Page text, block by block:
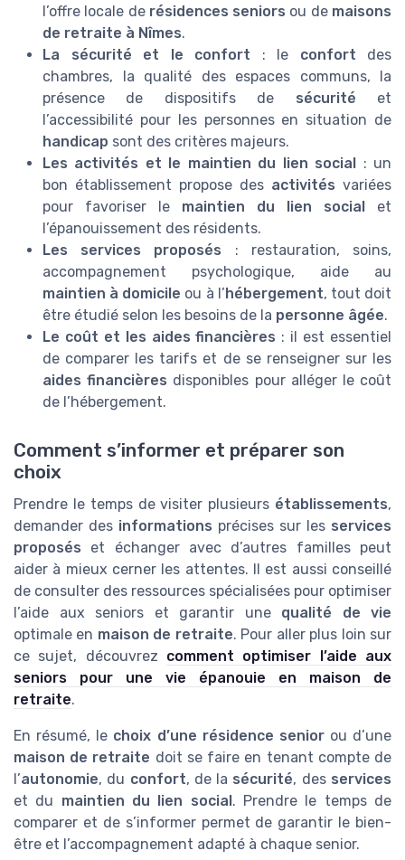
l’offre locale de résidences seniors ou de maisons
de retraite à Nîmes.
La sécurité et le confort : le confort des
chambres, la qualité des espaces communs, la
présence de dispositifs de sécurité et
l’accessibilité pour les personnes en situation de
handicap sont des critères majeurs.
Les activités et le maintien du lien social
: un
bon établissement propose des activités variées
pour favoriser le maintien du lien social
et
l’épanouissement des résidents.
Les services proposés : restauration, soins,
accompagnement psychologique, aide au
maintien à domicile ou à l’ hébergement, tout doit
être étudié selon les besoins de la personne âgée.
Le coût et les aides financières : il est essentiel
de comparer les tarifs et de se renseigner sur les
aides financières disponibles pour alléger le coût
de l’hébergement.
Comment s’informer et préparer son
choix
Prendre le temps de visiter plusieurs établissements,
demander des informations précises sur les services
proposés et échanger avec d’autres familles peut
aider à mieux cerner les attentes. Il est aussi conseillé
de consulter des ressources spécialisées pour optimiser
l’aide aux seniors et garantir une qualité de vie
optimale en maison de retraite. Pour aller plus loin sur
ce sujet, découvrez comment optimiser l’aide aux
seniors pour une vie épanouie en maison de
retraite.
En résumé, le choix d’une résidence seniorou d’une
maison de retraite doit se faire en tenant compte de
l’autonomie, du confort, de la sécurité, des services
et du maintien du lien social . Prendre le temps de
comparer et de s’informer permet de garantir le bien-
être et l’accompagnement adapté à chaque senior.